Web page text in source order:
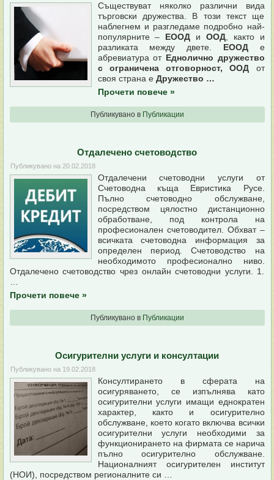
Съществуват няколко различни вида
търговски дружества. В този текст ще
наблегнем и разгледаме подробно най-
популярните – ЕООД и ООД, както и
разликата между двете. ЕООДе
абревиатура от Еднолично дружество
с ограничена отговорност, ООД от
своя страна е Дружество …
Прочети повече »
Публикувано в Публикации
Отдалечено счетоводство
Публикувано на 20.02.2018
Отдалечени счетоводни услуги от
Счетоводна къща Евристика Русе.
Пълно счетоводно обслужване,
посредством цялостно дистанционно
обработване, под контрола на
професионален счетоводител. Обхват –
всичката счетоводна информация за
определен период. Счетоводство на
необходимото професионално ниво.
Отдалечено счетоводство чрез онлайн счетоводни услуги. 1.
Прочети повече »
Публикувано в Публикации
Осигурителни услуги и консултации
Публикувано на 19.02.2018
Консултирането в сферата на
осигуряването, се изпълнява като
осигурителни услуги имащи еднократен
характер, както и осигурително
обслужване, което когато включва всички
осигурителни услуги необходими за
функционирането на фирмата се нарича
пълно осигурително обслужване.
Националният осигурителен институт
(НОИ), посредством регионалните си …